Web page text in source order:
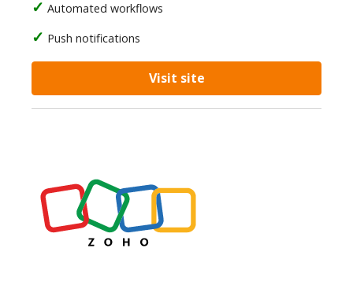
Automated workflows
Push notifications
Visit site